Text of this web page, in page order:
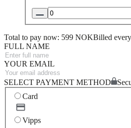
Total to pay now: 599 NOKBilled
FULL NAME
YOUR EMAIL
SELECT PAYMENT METHOD
Card
Vipps